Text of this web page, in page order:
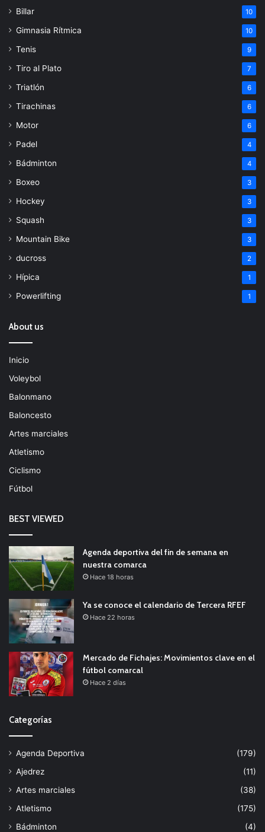
Billar 10
Gimnasia Rítmica 10
Tenis 9
Tiro al Plato 7
Triatlón 6
Tirachinas 6
Motor 6
Padel 4
Bádminton 4
Boxeo 3
Hockey 3
Squash 3
Mountain Bike 3
ducross 2
Hípica 1
Powerlifting 1
About us
Inicio
Voleybol
Balonmano
Baloncesto
Artes marciales
Atletismo
Ciclismo
Fútbol
BEST VIEWED
Agenda deportiva del fin de semana en
nuestra comarca
Hace 18 horas
Ya se conoce el calendario de Tercera RFEF
Hace 22 horas
Mercado de Fichajes: Movimientos clave en el
fútbol comarcal
Hace 2 días
Categorías
Agenda Deportiva
(179)
Ajedrez
(11)
Artes marciales
(38)
Atletismo
(175)
Bádminton
(4)